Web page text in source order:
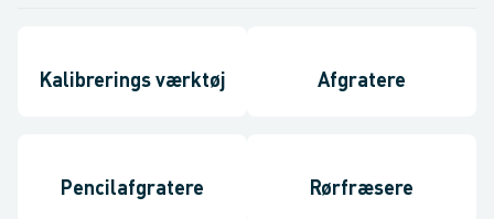
Kalibrerings værktøj Afgratere
Pencilafgratere Rørfræsere